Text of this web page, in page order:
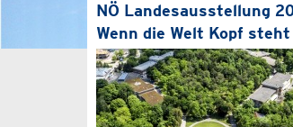
NÖ Landesausstellung
Wenn die Welt Kopf steht